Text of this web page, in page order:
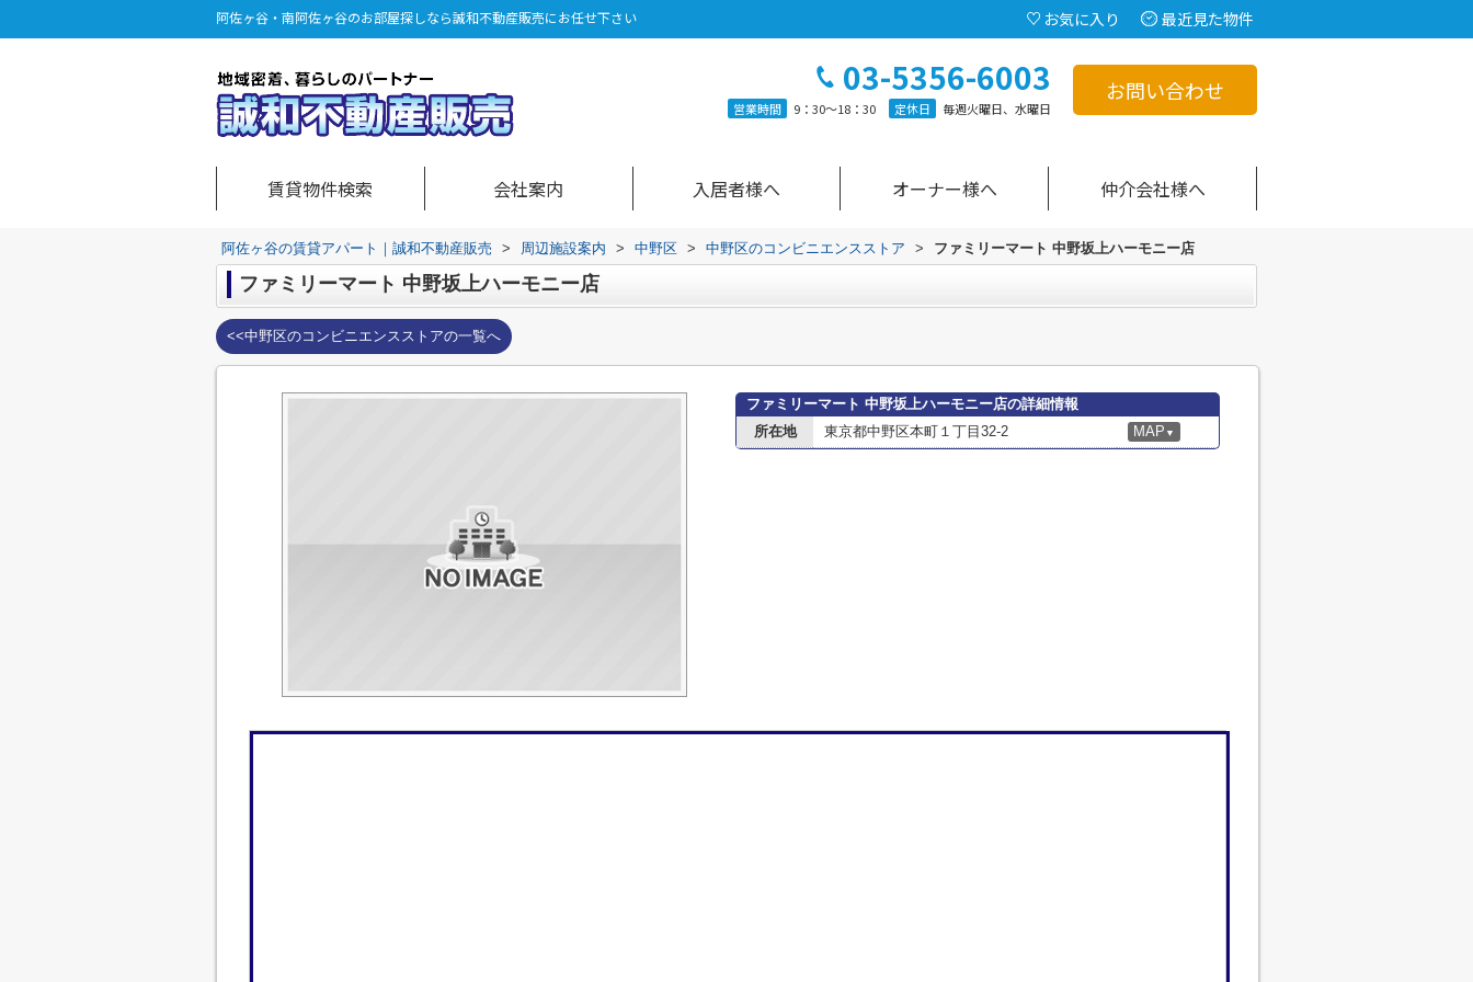
阿佐ヶ谷・南阿佐ヶ谷のお部屋探しなら誠和不動産販売にお任せ下さい お気に入り 最近見た物件
03-5356-6003
営業時間 9：30～18：30 定休日 毎週火曜日、水曜日
お問い合わせ
賃貸物件検索 会社案内 入居者様へ オーナー様へ 仲介会社様へ
阿佐ヶ谷の賃貸アパート｜誠和不動産販売 > 周辺施設案内 > 中野区 > 中野区のコンビニエンスストア > ファミリーマート 中野坂上ハーモニー店
ファミリーマート 中野坂上ハーモニー店
<<中野区のコンビニエンスストアの一覧へ
ファミリーマート 中野坂上ハーモニー店の詳細情報
所在地
東京都中野区本町１丁目32-2 MAP ▼